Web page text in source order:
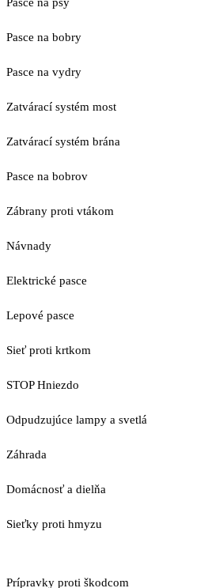
Pasce na bobry
Pasce na vydry
Zatvárací systém most
Zatvárací systém brána
Pasce na bobrov
Zábrany proti vtákom
Návnady
Elektrické pasce
Lepové pasce
Sieť proti krtkom
STOP Hniezdo
Odpudzujúce lampy a svetlá
Záhrada
Domácnosť a dielňa
Sieťky proti hmyzu
Prípravky proti škodcom